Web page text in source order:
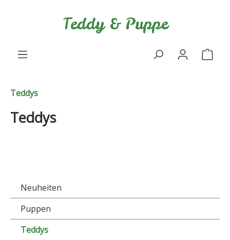
Teddy & Puppe
Teddys
Teddys
Neuheiten
Puppen
Teddys